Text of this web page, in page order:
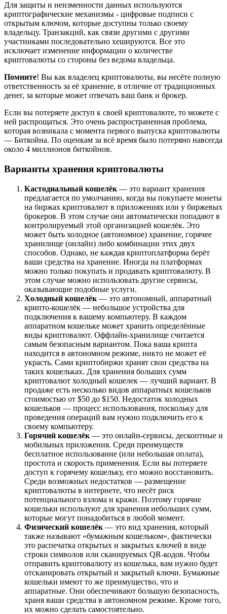
Для защиты и неизменности данных используются
криптографические механизмы - цифровые подписи с
открытым ключом, которые доступны только своему
владельцу. Транзакций, как связи другими с другими
участниками последовательно хешируются. Все это
исключает изменение информации о количестве
криптовалюты со стороны без ведома владельца.
Помните! Вы как владелец криптовалюты, вы несёте полную
ответственность за её хранение, в отличие от традиционных
денег, за которые может отвечать ваш банк и брокер.
Если вы потеряете доступ к своей криптовалюте, то можете с
ней распрощаться. Это очень распространенная проблема,
которая возникала с момента первого выпуска криптовалюты
— Биткойна. По оценкам за всё время было потеряно навсегда
около 4 миллионов биткойнов.
Варианты хранения криптовалюты
Кастодиальный кошелёк — это вариант хранения
предлагается по умолчанию, когда вы покупаете монеты
на биржах криптовалют в приложениях или у биржевых
брокеров. В этом случае они автоматически попадают в
контролируемый этой организацией кошелёк. Это
может быть холодное (автономное) хранение, горячее
хранилище (онлайн) либо комбинации этих двух
способов. Однако, не каждая криптоплатформа берёт
ваши средства на хранение. Иногда на платформах
можно только покупать и продавать криптовалюту. В
этом случае можно использовать другие сервисы,
оказывающие подобные услуги.
Холодный кошелёк — это автономный, аппаратный
крипто-кошелёк — небольшое устройства для
подключения к вашему компьютеру. В каждом
аппаратном кошельке может хранить определённые
виды криптовалют. Оффлайн-хранилище считается
самым безопасным вариантом. Пока ваша крипта
находится в автономном режиме, никто не может её
украсть. Сами криптобиржи хранят свои средства на
таких кошельках. Для хранения больших сумм
криптовалют холодный кошелек — лучший вариант. В
продаже есть несколько видов аппаратных кошельков
стоимостью от $50 до $150. Недостаток холодных
кошельков — процесс использования, поскольку для
проведения операций вам нужно подключить его к
своему компьютеру.
Горячий кошелёк — это онлайн-сервисы, дескоптные и
мобильных приложения. Среди преимуществ
бесплатное использование (или небольшая оплата),
простота и скорость применения. Если вы потеряете
доступ к горячему кошельку, его можно восстановить.
Среди возможных недостатков — размещение
криптовалюты в интернете, что несёт риск
потенциального взлома и кражи. Поэтому горячие
кошельки используют для хранения небольших сумм,
которые могут понадобиться в любой момент.
Физический кошелёк — это вид хранения, который
также называют «‎бумажным кошельком», фактически
это распечатка открытых и закрытых ключей в виде
строки символов или сканируемых QR-кодов. Чтобы
отправить криптовалюту из кошелька, вам нужно будет
отсканировать открытый и закрытый ключи. Бумажные
кошельки имеют то же преимущество, что и
аппаратные. Они обеспечивают большую безопасность,
храня ваши средства в автономном режиме. Кроме того,
их можно сделать самостоятельно.